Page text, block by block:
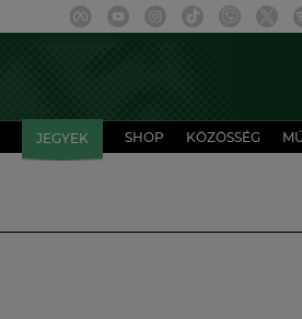
JEGYEK SHOP KÖZÖSSÉG